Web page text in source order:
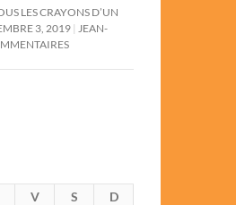
LES CRAYONS D’UN
3, 2019
JEAN-
V S
D